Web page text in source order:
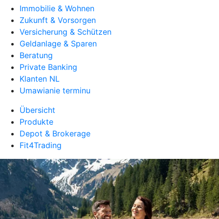
Immobilie & Wohnen
Zukunft & Vorsorgen
Versicherung & Schützen
Geldanlage & Sparen
Beratung
Private Banking
Klanten NL
Umawianie terminu
Übersicht
Produkte
Depot & Brokerage
Fit4Trading